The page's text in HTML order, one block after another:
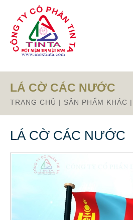
Từ mục này trở xuống là mã nguồn Zalo
LÁ CỜ CÁC NƯỚC
TRANG CHỦ | SẢN PHẨM KHÁC |
LÁ CỜ CÁC NƯỚC